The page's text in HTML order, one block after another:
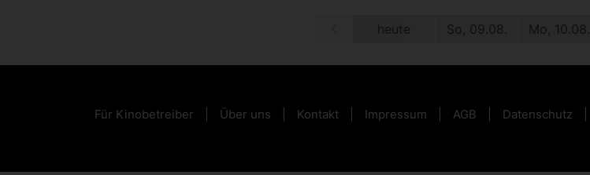
heute So, 09.08. Mo, 10.08.
Für Kinobetreiber Über uns Kontakt Impressum AGB Datenschutz